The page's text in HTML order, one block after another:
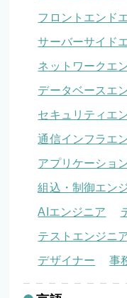
フロントエンド
サーバーサイド
ネットワークエ
データベースエ
セキュリティエ
通信インフラエ
アプリケーショ
組込・制御エン
AIエンジニア
テストエンジニ
デザイナー
事